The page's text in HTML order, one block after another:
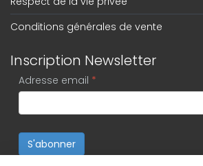
Conditions générales de vente
Inscription Newsletter
Adresse email *
S'abonner